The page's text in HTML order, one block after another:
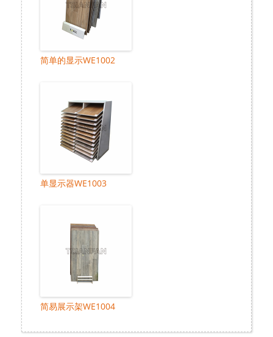
简单的显示WE1002
单显示器WE1003
简易展示架WE1004